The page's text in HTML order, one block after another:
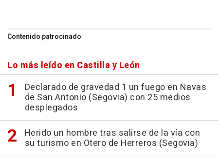
Contenido patrocinado
Lo más leído en Castilla y León
Declarado de gravedad 1 un fuego en Navas
de San Antonio (Segovia) con 25 medios
desplegados
Herido un hombre tras salirse de la vía con
su turismo en Otero de Herreros (Segovia)